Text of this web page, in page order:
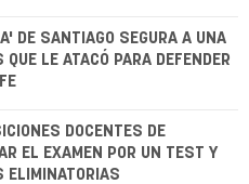
DE SANTIAGO SEGURA A UNA
LE ATACÓ PARA DEFENDER
DOCENTES DE
EL EXAMEN POR UN TEST Y
ELIMINATORIAS